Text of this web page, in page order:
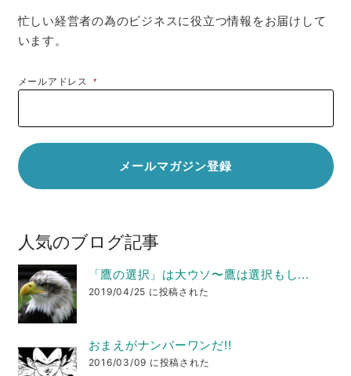
忙しい経営者の為のビジネスに役立つ情報をお届けして
います。
メールアドレス*
人気のブログ記事
「鷹の選択」は大ウソ〜鷹は選択もし...
2019/04/25 に投稿された
おまえがナンバーワンだ!!
2016/03/09 に投稿された